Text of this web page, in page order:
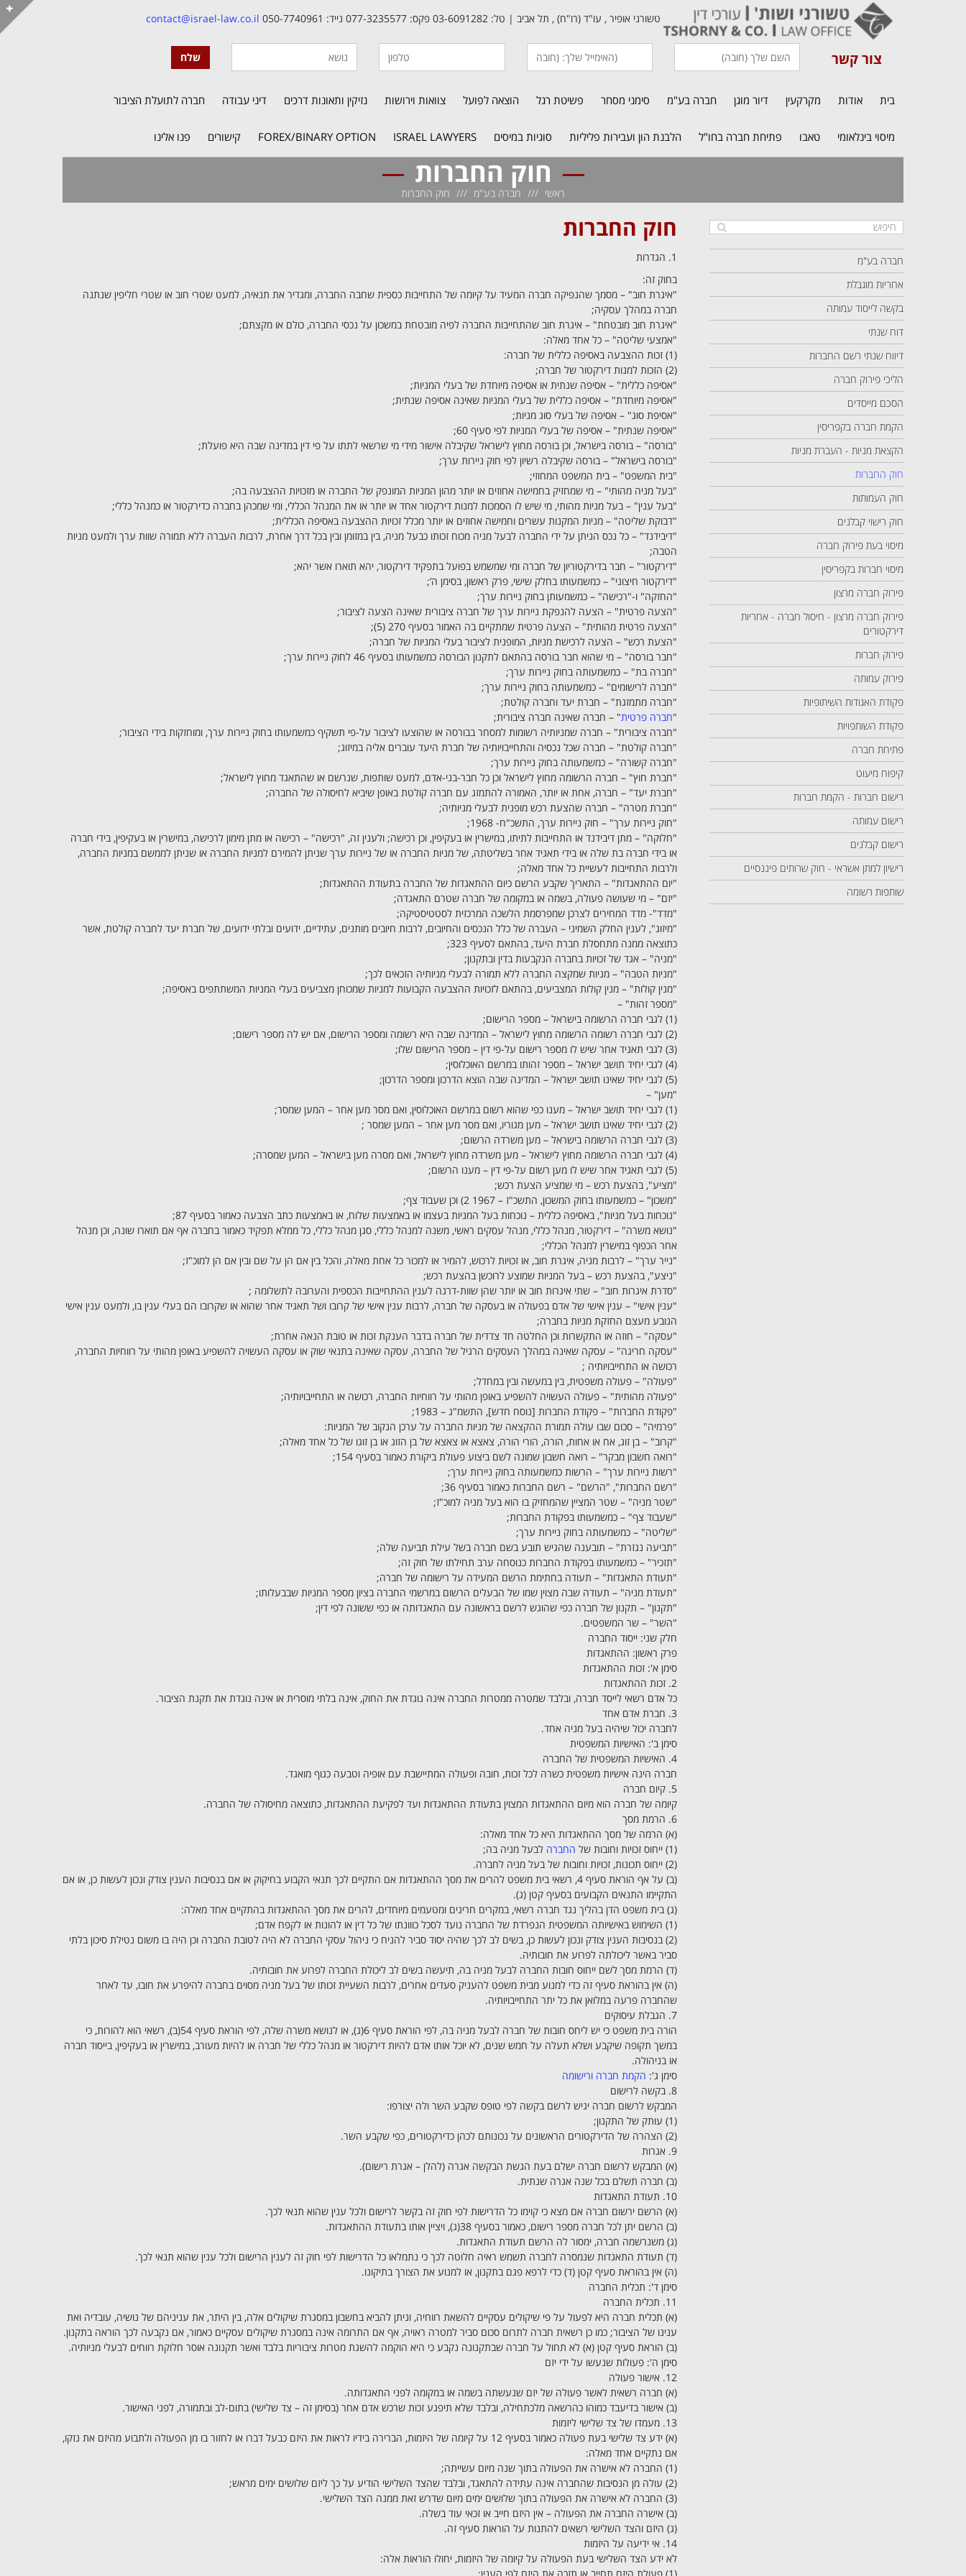
טשורני אופיר , עו"ד (רו"ח) , תל אביב | טל: 03-6091282 פקס: 077-3235577 נייד: 050-7740961 contact@israel-law.co.il
צור קשר
בית אודות מקרקעין דיור מוגן חברה בע"מ סימני מסחר פשיטת רגל הוצאה לפועל צוואות וירושות נזיקין ותאונות דרכים דיני עבודה חברה לתועלת הציבור
מיסוי בינלאומי טאבו פתיחת חברה בחו"ל הלבנת הון ועבירות פליליות סוגיות במיסים ISRAEL LAWYERS
FOREX/BINARY OPTION קישורים פנו אלינו
חוק החברות
ראשי חברה בע"מ חוק החברות
חוק החברות
1. הגדרות
בחוק זה:
"איגרת חוב" – מסמך שהנפיקה חברה המעיד על קיומה של התחייבות כספית שחבה החברה, ומגדיר את תנאיה, למעט שטרי חוב או שטרי חליפין שנתנה
חברה במהלך עסקיה;
"איגרת חוב מובטחת" – איגרת חוב שהתחייבות החברה לפיה מובטחת במשכון על נכסי החברה, כולם או מקצתם;
"אמצעי שליטה" – כל אחד מאלה:
(1) זכות ההצבעה באסיפה כללית של חברה:
(2) הזכות למנות דירקטור של חברה;
"אסיפה כללית" – אסיפה שנתית או אסיפה מיוחדת של בעלי המניות;
"אסיפה מיוחדת" – אסיפה כללית של בעלי המניות שאינה אסיפה שנתית;
"אסיפת סוג" – אסיפה של בעלי סוג מניות;
"אסיפה שנתית" – אסיפה של בעלי המניות לפי סעיף 60;
"בורסה" – בורסה בישראל, וכן בורסה מחוץ לישראל שקיבלה אישור מידי מי שרשאי לתתו על פי דין במדינה שבה היא פועלת;
"בורסה בישראל" – בורסה שקיבלה רשיון לפי חוק ניירות ערך;
"בית המשפט" – בית המשפט המחוזי;
"בעל מניה מהותי" – מי שמחזיק בחמישה אחוזים או יותר מהון המניות המונפק של החברה או מזכויות ההצבעה בה;
"בעל ענין" – בעל מניות מהותי, מי שיש לו הסמכות למנות דירקטור אחד או יותר או את המנהל הכללי, ומי שמכהן בחברה כדירקטור או כמנהל כללי;
"דבוקת שליטה" – מניות המקנות עשרים וחמישה אחוזים או יותר מכלל זכויות ההצבעה באסיפה הכללית;
"דיבידנד" – כל נכס הניתן על ידי החברה לבעל מניה מכוח זכותו כבעל מניה, בין במזומן ובין בכל דרך אחרת, לרבות העברה ללא תמורה שוות ערך ולמעט מניות
הטבה;
"דירקטור" – חבר בדירקטוריון של חברה ומי שמשמש בפועל בתפקיד דירקטור, יהא תוארו אשר יהא;
"דירקטור חיצוני" – כמשמעותו בחלק שישי, פרק ראשון, בסימן ה’;
"החזקה" ו-"רכישה" – כמשמעותן בחוק ניירות ערך;
"הצעה פרטית" – הצעה להנפקת ניירות ערך של חברה ציבורית שאינה הצעה לציבור;
"הצעה פרטית מהותית" – הצעה פרטית שמתקיים בה האמור בסעיף 270 (5);
"הצעת רכש" – הצעה לרכישת מניות, המופנית לציבור בעלי המניות של חברה;
"חבר בורסה" – מי שהוא חבר בורסה בהתאם לתקנון הבורסה כמשמעותו בסעיף 46 לחוק ניירות ערך;
"חברה בת" – כמשמעותה בחוק ניירות ערך;
"חברה לרישומים" – כמשמעותה בחוק ניירות ערך;
"חברה מתמזגת" – חברת יעד וחברה קולטת;
"חברה פרטית" – חברה שאינה חברה ציבורית;
"חברה ציבורית" – חברה שמניותיה רשומות למסחר בבורסה או שהוצעו לציבור על-פי תשקיף כמשמעותו בחוק ניירות ערך, ומוחזקות בידי הציבור;
"חברה קולטת" – חברה שכל נכסיה והתחייבויותיה של חברת היעד עוברים אליה במיזוג;
"חברה קשורה" – כמשמעותה בחוק ניירות ערך;
"חברת חוץ" – חברה הרשומה מחוץ לישראל וכן כל חבר-בני-אדם, למעט שותפות, שנרשם או שהתאגד מחוץ לישראל;
"חברת יעד" – חברה, אחת או יותר, האמורה להתמזג עם חברה קולטת באופן שיביא לחיסולה של החברה;
"חברת מטרה" – חברה שהצעת רכש מופנית לבעלי מניותיה;
"חוק ניירות ערך" – חוק ניירות ערך, התשכ"ח- 1968;
"חלוקה" – מתן דיבידנד או התחייבות לתיתו, במישרין או בעקיפין, וכן רכישה; ולענין זה, "רכישה" – רכישה או מתן מימון לרכישה, במישרין או בעקיפין, בידי חברה
או בידי חברה בת שלה או בידי תאגיד אחר בשליטתה, של מניות החברה או של ניירות ערך שניתן להמירם למניות החברה או שניתן לממשם במניות החברה,
ולרבות התחייבות לעשיית כל אחד מאלה;
"יום ההתאגדות" – התאריך שקבע הרשם כיום ההתאגדות של החברה בתעודת ההתאגדות;
"יזם" – מי שעושה פעולה, בשמה או במקומה של חברה שטרם התאגדה;
"מדד"- מדד המחירים לצרכן שמפרסמת הלשכה המרכזית לסטטיסטיקה;
"מיזוג", לענין החלק השמיני – העברה של כלל הנכסים והחיובים, לרבות חיובים מותנים, עתידיים, ידועים ובלתי ידועים, של חברת יעד לחברה קולטת, אשר
כתוצאה ממנה מתחסלת חברת היעד, בהתאם לסעיף 323;
"מניה" – אגד של זכויות בחברה הנקבעות בדין ובתקנון;
"מניות הטבה" – מניות שמקצה החברה ללא תמורה לבעלי מניותיה הזכאים לכך;
"מנין קולות" – מנין קולות המצביעים, בהתאם לזכויות ההצבעה הקבועות למניות שמכוחן מצביעים בעלי המניות המשתתפים באסיפה;
"מספר זהות" –
(1) לגבי חברה הרשומה בישראל – מספר הרישום;
(2) לגבי חברה רשומה הרשומה מחוץ לישראל – המדינה שבה היא רשומה ומספר הרישום, אם יש לה מספר רישום;
(3) לגבי תאגיד אחר שיש לו מספר רישום על-פי דין – מספר הרישום שלו;
(4) לגבי יחיד תושב ישראל – מספר זהותו במרשם האוכלוסין;
(5) לגבי יחיד שאינו תושב ישראל – המדינה שבה הוצא הדרכון ומספר הדרכון;
"מען" –
(1) לגבי יחיד תושב ישראל – מענו כפי שהוא רשום במרשם האוכלוסין, ואם מסר מען אחר – המען שמסר;
(2) לגבי יחיד שאינו תושב ישראל – מען מגוריו, ואם מסר מען אחר – המען שמסר ;
(3) לגבי חברה הרשומה בישראל – מען משרדה הרשום;
(4) לגבי חברה הרשומה מחוץ לישראל – מען משרדה מחוץ לישראל, ואם מסרה מען בישראל – המען שמסרה;
(5) לגבי תאגיד אחר שיש לו מען רשום על-פי דין – מענו הרשום;
"מציע", בהצעת רכש – מי שמציע הצעת רכש;
"משכון" – כמשמעותו בחוק המשכון, התשכ"ז – 1967 2) וכן שעבוד צף;
"נוכחות בעל מניות", באסיפה כללית – נוכחות בעל המניות בעצמו או באמצעות שלוח, או באמצעות כתב הצבעה כאמור בסעיף 87;
"נושא משרה" – דירקטור, מנהל כללי, מנהל עסקים ראשי, משנה למנהל כללי, סגן מנהל כללי, כל ממלא תפקיד כאמור בחברה אף אם תוארו שונה, וכן מנהל
אחר הכפוף במישרין למנהל הכללי;
"נייר ערך" – לרבות מניה, איגרת חוב, או זכויות לרכוש, להמיר או למכור כל אחת מאלה, והכל בין אם הן על שם ובין אם הן למוכ"ז;
"ניצע", בהצעת רכש – בעל המניות שמוצע לרוכשן בהצעת רכש;
"סדרת איגרות חוב" – שתי איגרות חוב או יותר שהן שוות-דרגה לענין ההתחייבות הכספית והערובה לתשלומה ;
"ענין אישי" – ענין אישי של אדם בפעולה או בעסקה של חברה, לרבות ענין אישי של קרובו ושל תאגיד אחר שהוא או שקרובו הם בעלי ענין בו, ולמעט ענין אישי
הנובע מעצם החזקת מניות בחברה;
"עסקה" – חוזה או התקשרות וכן החלטה חד צדדית של חברה בדבר הענקת זכות או טובת הנאה אחרת;
"עסקה חריגה" – עסקה שאינה במהלך העסקים הרגיל של החברה, עסקה שאינה בתנאי שוק או עסקה העשויה להשפיע באופן מהותי על רווחיות החברה,
רכושה או התחייבויותיה ;
"פעולה" – פעולה משפטית, בין במעשה ובין במחדל;
"פעולה מהותית" – פעולה העשויה להשפיע באופן מהותי על רווחיות החברה, רכושה או התחייבויותיה;
"פקודת החברות" – פקודת החברות [נוסח חדש], התשמ"ג – 1983;
"פרמיה" – סכום שבו עולה תמורת ההקצאה של מניות החברה על ערכן הנקוב של המניות:
"קרוב" – בן זוג, אח או אחות, הורה, הורי הורה, צאצא או צאצא של בן הזוג או בן זוגו של כל אחד מאלה;
"רואה חשבון מבקר" – רואה חשבון שמונה לשם ביצוע פעולת ביקורת כאמור בסעיף 154;
"רשות ניירות ערך" – הרשות כמשמעותה בחוק ניירות ערך;
"רשם החברות", "הרשם" – רשם החברות כאמור בסעיף 36;
"שטר מניה" – שטר המציין שהמחזיק בו הוא בעל מניה למוכ"ז;
"שעבוד צף" – כמשמעותו בפקודת החברות;
"שליטה" – כמשמעותה בחוק ניירות ערך;
"תביעה נגזרת" – תובענה שהגיש תובע בשם חברה בשל עילת תביעה שלה;
"תזכיר" – כמשמעותו בפקודת החברות כנוסחה ערב תחילתו של חוק זה;
"תעודת התאגדות" – תעודה בחתימת הרשם המעידה על רישומה של חברה;
"תעודת מניה" – תעודה שבה מצוין שמו של הבעלים הרשום במרשמי החברה בציון מספר המניות שבבעלותו;
"תקנון" – תקנון של חברה כפי שהוגש לרשם בראשונה עם התאגדותה או כפי ששונה לפי דין;
"השר" – שר המשפטים.
חלק שני: ייסוד החברה
פרק ראשון: ההתאגדות
סימן א': זכות ההתאגדות
2. זכות ההתאגדות
כל אדם רשאי לייסד חברה, ובלבד שמטרה ממטרות החברה אינה נוגדת את החוק, אינה בלתי מוסרית או אינה נוגדת את תקנת הציבור.
3. חברת אדם אחד
לחברה יכול שיהיה בעל מניה אחד.
סימן ב': האישיות המשפטית
4. האישיות המשפטית של החברה
חברה הינה אישיות משפטית כשרה לכל זכות, חובה ופעולה המתיישבת עם אופיה וטבעה כגוף מואגד.
5. קיום חברה
קיומה של חברה הוא מיום ההתאגדות המצוין בתעודת ההתאגדות ועד לפקיעת ההתאגדות, כתוצאה מחיסולה של החברה.
6. הרמת מסך
(א) הרמה של מסך ההתאגדות היא כל אחד מאלה:
(1) ייחוס זכויות וחובות של
החברה לבעל מניה בה;
(2) ייחוס תכונות, זכויות וחובות של בעל מניה לחברה.
(ב) על אף הוראת סעיף 4, רשאי בית משפט להרים את מסך ההתאגדות אם התקיים לכך תנאי הקבוע בחיקוק או אם בנסיבות הענין צודק ונכון לעשות כן, או אם
התקיימו התנאים הקבועים בסעיף קטן (ג).
(ג) בית משפט הדן בהליך נגד חברה רשאי, במקרים חריגים ומטעמים מיוחדים, להרים את מסך ההתאגדות בהתקיים אחד מאלה:
(1) השימוש באישיותה המשפטית הנפרדת של החברה נועד לסכל כווונתו של כל דין או להונות או לקפח אדם;
(2) בנסיבות הענין צודק ונכון לעשות כן, בשים לב לכך שהיה יסוד סביר להניח כי ניהול עסקי החברה לא היה לטובת החברה וכן היה בו משום נטילת סיכון בלתי
סביר באשר ליכולתה לפרוע את חובותיה.
(ד) הרמת מסך לשם ייחוס חובות החברה לבעל מניה בה, תיעשה בשים לב ליכולת החברה לפרוע את חובותיה.
(ה) אין בהוראת סעיף זה כדי למנוע מבית משפט להעניק סעדים אחרים, לרבות השעיית זכותו של בעל מניה מסוים בחברה להיפרע את חובו, עד לאחר
שהחברה פרעה במלואן את כל יתר התחייבויותיה.
7. הגבלת עיסוקים
הורה בית משפט כי יש ליחס חובות של חברה לבעל מניה בה, לפי הוראת סעיף 6(ג), או לנושא משרה שלה, לפי הוראת סעיף 54(ב), רשאי הוא להורות, כי
במשך תקופה שיקבע ושלא תעלה על חמש שנים, לא יוכל אותו אדם להיות דירקטור או מנהל כללי של חברה או להיות מעורב, במישרין או בעקיפין, בייסוד חברה
או בניהולה.
סימן ג': הקמת חברה ורישומה
8. בקשה לרישום
המבקש לרשום חברה יגיש לרשם בקשה לפי טופס שקבע השר ולה יצורפו:
(1) עותק של התקנון;
(2) הצהרה של הדירקטורים הראשונים על נכונותם לכהן כדירקטורים, כפי שקבע השר.
9. אגרות
(א) המבקש לרשום חברה ישלם בעת הגשת הבקשה אגרה (להלן – אגרת רישום).
(ב) חברה תשלם בכל שנה אגרה שנתית.
10. תעודת התאגדות
(א) הרשם ירשום חברה אם מצא כי קוימו כל הדרישות לפי חוק זה בקשר לרישום ולכל ענין שהוא תנאי לכך.
(ב) הרשם יתן לכל חברה מספר רישום, כאמור בסעיף 38(ג), ויציין אותו בתעודת ההתאגדות.
(ג) משנרשמה חברה, ימסור לה הרשם תעודת התאגדות.
(ד) תעודת התאגדות שנמסרה לחברה תשמש ראיה חלוטה לכך כי נתמלאו כל הדרישות לפי חוק זה לענין הרישום ולכל ענין שהוא תנאי לכך.
(ה) אין בהוראת סעיף קטן (ד) כדי לרפא פגם בתקנון, או למנוע את הצורך בתיקונו.
סימן ד': תכלית החברה
11. תכלית החברה
(א) תכלית חברה היא לפעול על פי שיקולים עסקיים להשאת רווחיה, וניתן להביא בחשבון במסגרת שיקולים אלה, בין היתר, את עניניהם של נושיה, עובדיה ואת
ענינו של הציבור; כמו כן רשאית חברה לתרום סכום סביר למטרה ראויה, אף אם התרומה אינה במסגרת שיקולים עסקיים כאמור, אם נקבעה לכך הוראה בתקנון.
(ב) הוראת סעיף קטן (א) לא תחול על חברה שבתקנונה נקבע כי היא הוקמה להשגת מטרות ציבוריות בלבד ואשר תקנונה אוסר חלוקת רווחים לבעלי מניותיה.
סימן ה': פעולות שנעשו על ידי יזם
12. אישור פעולה
(א) חברה רשאית לאשר פעולה של יזם שנעשתה בשמה או במקומה לפני התאגדותה.
(ב) אישור בדיעבד כמוהו כהרשאה מלכתחילה, ובלבד שלא תיפגע זכות שרכש אדם אחר (בסימן זה – צד שלישי) בתום-לב ובתמורה, לפני האישור.
13. מעמדו של צד שלישי ליזמות
(א) ידע צד שלישי בעת פעולה כאמור בסעיף 12 על קיומה של היזמות, הברירה בידיו לראות את היזם כבעל דברו או לחזור בו מן הפעולה ולתבוע מהיזם את נזקו,
אם נתקיים אחד מאלה:
(1) החברה לא אישרה את הפעולה בתוך שנה מיום עשייתה;
(2) עולה מן הנסיבות שהחברה אינה עתידה להתאגד, ובלבד שהצד השלישי הודיע על כך ליזם שלושים ימים מראש;
(3) החברה לא אישרה את הפעולה בתוך שלושים ימים מיום שדרש זאת ממנה הצד השלישי.
(ב) אישרה החברה את הפעולה – אין היזם חייב או זכאי עוד בשלה.
(ג) היזם והצד השלישי רשאים להתנות על הוראות סעיף זה.
14. אי ידיעה על היזמות
לא ידע הצד השלישי בעת הפעולה על קיומה של היזמות, יחולו הוראות אלה:
חברה בע"מ
אחריות מוגבלת
בקשה לייסוד עמותה
דוח שנתי
דיווח שנתי רשם החברות
הליכי פירוק חברה
הסכם מייסדים
הקמת חברה בקפריסין
הקצאת מניות - העברת מניות
חוק החברות
חוק העמותות
חוק רישוי קבלנים
מיסוי בעת פירוק חברה
מיסוי חברות בקפריסין
פירוק חברה מרצון
פירוק חברה מרצון - חיסול חברה - אחריות
דירקטורים
פירוק חברות
פירוק עמותה
פקודת האגודות השיתופיות
פקודת השותפויות
פתיחת חברה
קיפוח מיעוט
רישום חברות - הקמת חברות
רישום עמותה
רישום קבלנים
רישיון למתן אשראי - חוק שרותים פיננסיים
שותפות רשומה